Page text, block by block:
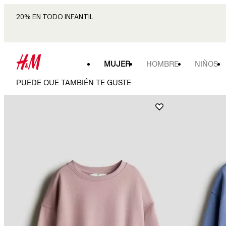
20% EN TODO INFANTIL
MUJER HOMBRE NIÑOS
PUEDE QUE TAMBIÉN TE GUSTE